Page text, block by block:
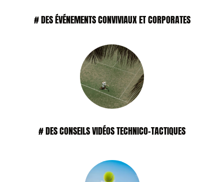
# DES ÉVÉNEMENTS CONVIVIAUX ET CORPORATES
# DES CONSEILS VIDÉOS TECHNICO-TACTIQUES